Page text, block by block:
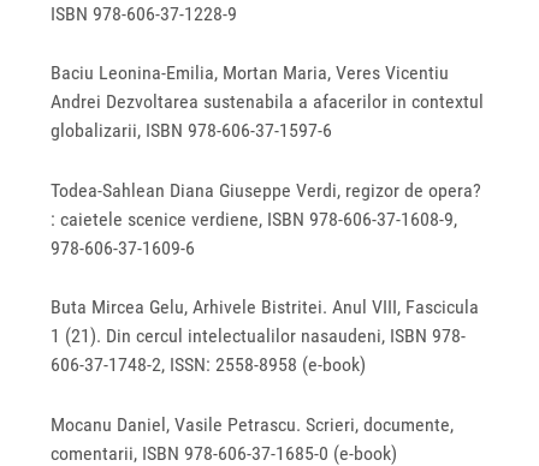
ISBN 978-606-37-1228-9
Baciu Leonina-Emilia, Mortan Maria, Veres Vicentiu
Andrei Dezvoltarea sustenabila a afacerilor in contextul
globalizarii, ISBN 978-606-37-1597-6
Todea-Sahlean Diana Giuseppe Verdi, regizor de opera?
: caietele scenice verdiene, ISBN 978-606-37-1608-9,
978-606-37-1609-6
Buta Mircea Gelu, Arhivele Bistritei. Anul VIII, Fascicula
1 (21). Din cercul intelectualilor nasaudeni, ISBN 978-
606-37-1748-2, ISSN: 2558‐8958 (e-book)
Mocanu Daniel, Vasile Petrascu. Scrieri, documente,
comentarii, ISBN 978‐606‐37‐1685‐0 (e-book)